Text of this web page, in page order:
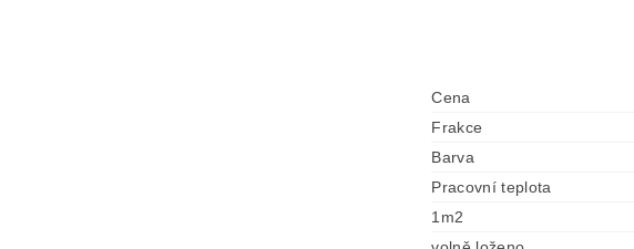
Cena
Frakce
Barva
Pracovní teplota
1m2